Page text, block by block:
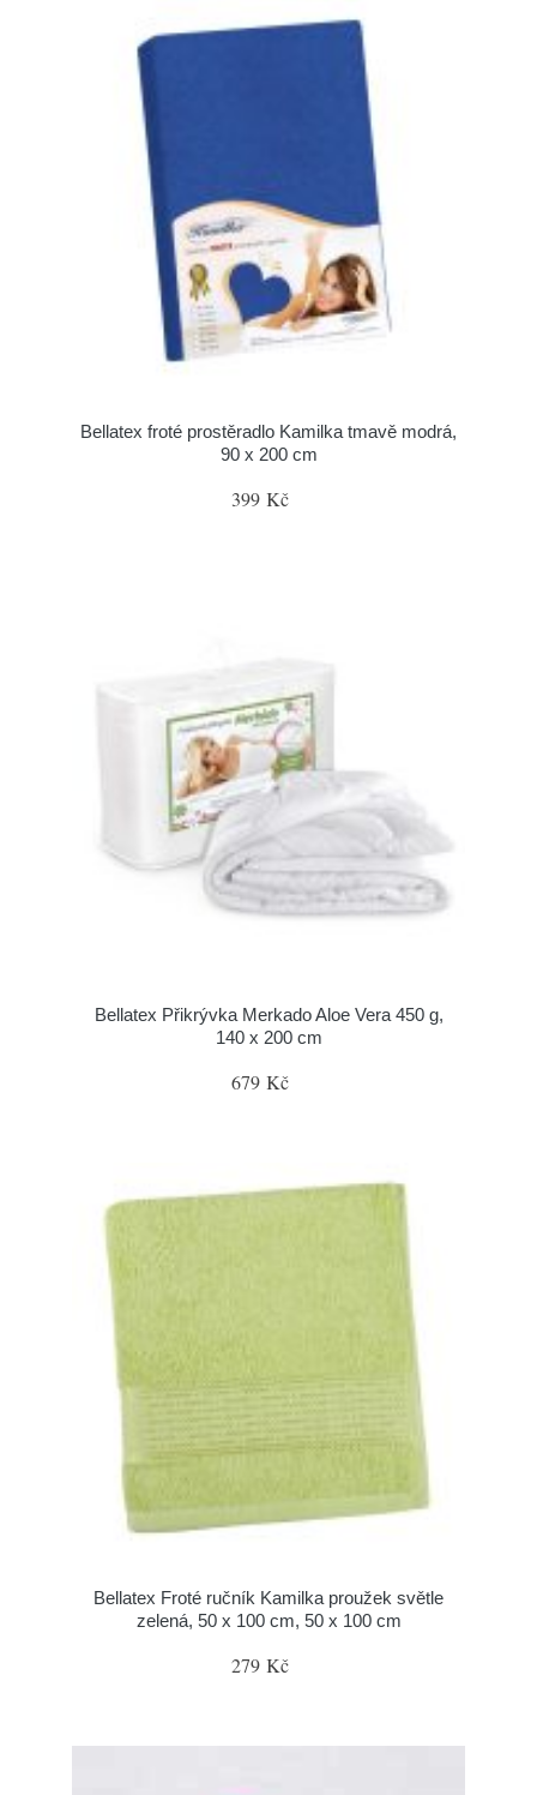
Bellatex froté prostěradlo Kamilka tmavě modrá,
90 x 200 cm
399 Kč
Bellatex Přikrývka Merkado Aloe Vera 450 g,
140 x 200 cm
679 Kč
Bellatex Froté ručník Kamilka proužek světle
zelená, 50 x 100 cm, 50 x 100 cm
279 Kč